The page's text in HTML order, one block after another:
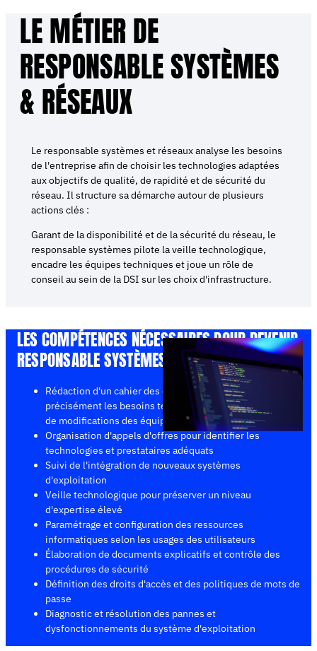
LE MÉTIER DE
RESPONSABLE SYSTÈMES
& RÉSEAUX
Le responsable systèmes et réseaux analyse les besoins
de l'entreprise afin de choisir les technologies adaptées
aux objectifs de qualité, de rapidité et de sécurité du
réseau. Il structure sa démarche autour de plusieurs
actions clés :
Garant de la disponibilité et de la sécurité du réseau, le
responsable systèmes pilote la veille technologique,
encadre les équipes techniques et joue un rôle de
conseil au sein de la DSI sur les choix d'infrastructure.
LES COMPÉTENCES NÉCESSAIRES POUR DEVENIR
RESPONSABLE SYSTÈMES & RÉSEAUX
Rédaction d'un cahier des charges pour décrire
précisément les besoins techniques lors d'extensions ou
de modifications des équipements
Organisation d'appels d'offres pour identifier les
technologies et prestataires adéquats
Suivi de l'intégration de nouveaux systèmes
d'exploitation
Veille technologique pour préserver un niveau
d'expertise élevé
Paramétrage et configuration des ressources
informatiques selon les usages des utilisateurs
Élaboration de documents explicatifs et contrôle des
procédures de sécurité
Définition des droits d'accès et des politiques de mots de
passe
Diagnostic et résolution des pannes et
dysfonctionnements du système d'exploitation